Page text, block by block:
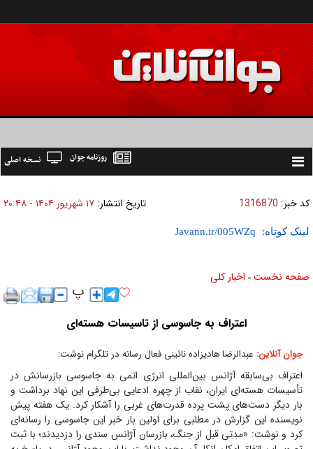
Toggle
نسخه اصلی روزنامه جوان
کد خبر: 1316870 تاریخ انتشار: ۱۷ شهريور ۱۴۰۴ - ۲۰:۴۸
لینک کوتاه:
صفحه نخست » اخبار كلی
اعتراف به جاسوسی از تاسیسات هسته‌ای
جوان آنلاین: عبدالرضا هادیزاده نائینی فعال رسانه در تلگرام نوشت:
اعتراف بی‌سابقه آژانس بین‌المللی انرژی اتمی به جاسوسی بازرسانش در
تأسیسات هسته‌ای ایران، نقاب از چهره ادعایی بی‌طرفی این نهاد برداشت و
بار دیگر دست‌های پشت پرده قدرت‌های غربی را آشکار کرد. یک هفته پیش
نویسنده این گزارش در مطلبی برای اولین بار خبر این جاسوسی را رسانه‌ای
کرد و نوشت: «مدتی قبل از جنگ، بازرسان آژانس سندی را دزدیدند؛ با ثبت